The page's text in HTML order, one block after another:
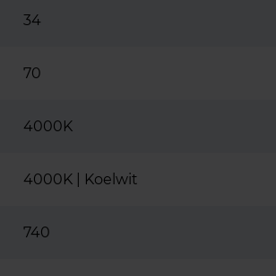
34
70
4000K
4000K | Koelwit
740